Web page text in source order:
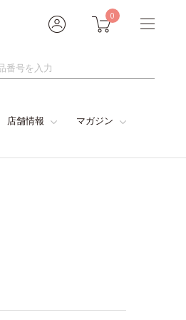
0
店舗情報 マガジン